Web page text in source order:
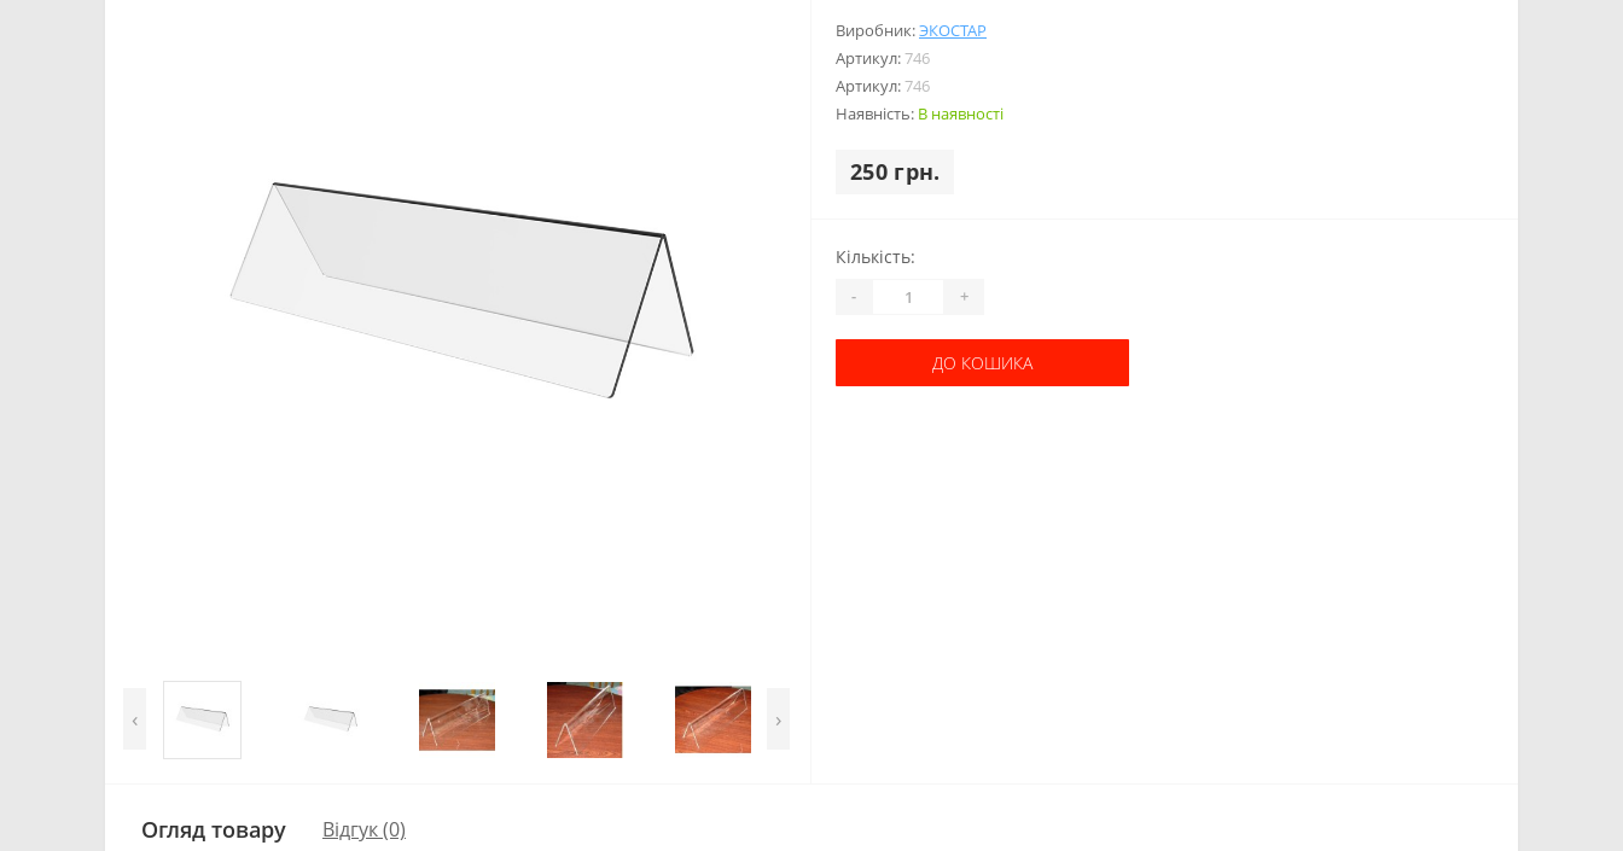
‹ ›
Виробник:ЭКОСТАР
Артикул:746
Артикул:746
Наявність: В наявності
250 грн.
Кількість:
- +
ДО КОШИКА
Огляд товару Відгук (0)